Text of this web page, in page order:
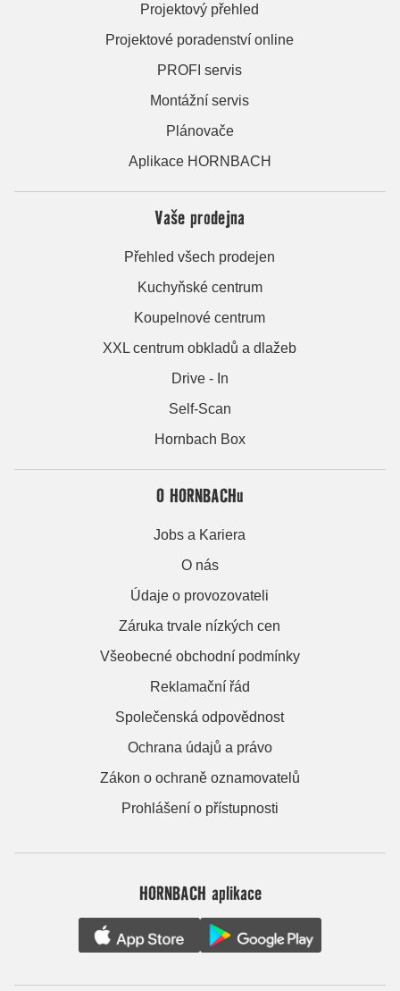
Projektový přehled
Projektové poradenství online
PROFI servis
Montážní servis
Plánovače
Aplikace HORNBACH
Vaše prodejna
Přehled všech prodejen
Kuchyňské centrum
Koupelnové centrum
XXL centrum obkladů a dlažeb
Drive - In
Self-Scan
Hornbach Box
O HORNBACHu
Jobs a Kariera
O nás
Údaje o provozovateli
Záruka trvale nízkých cen
Všeobecné obchodní podmínky
Reklamační řád
Společenská odpovědnost
Ochrana údajů a právo
Zákon o ochraně oznamovatelů
Prohlášení o přístupnosti
HORNBACH aplikace